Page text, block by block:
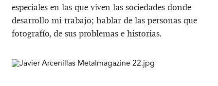
especiales en las que viven las sociedades donde
desarrollo mi trabajo; hablar de las personas que
fotografío, de sus problemas e historias.